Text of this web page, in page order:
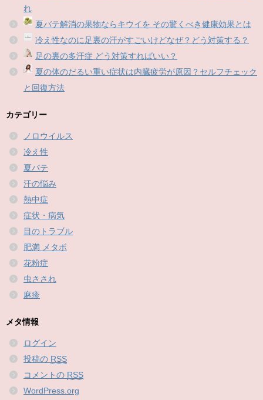
れ
夏バテ解消の果物ならキウイを その驚くべき健康効果とは
冷え性なのに足裏の汗がすごいけどなぜ？どう対策する？
足の裏の多汗症 どう対策すればいい？
夏の体のだるい重い症状は内臓疲労が原因？セルフチェック
と回復方法
カテゴリー
ノロウイルス
冷え性
夏バテ
汗の悩み
熱中症
症状・病気
目のトラブル
肥満 メタボ
花粉症
虫さされ
麻疹
メタ情報
ログイン
投稿の RSS
コメントの RSS
WordPress.org